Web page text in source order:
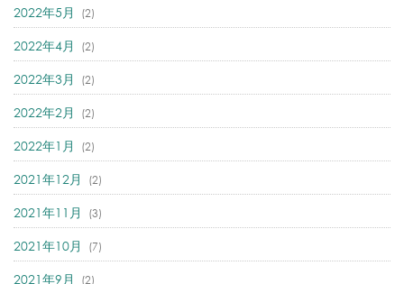
2022年5月 (2)
2022年4月 (2)
2022年3月 (2)
2022年2月 (2)
2022年1月 (2)
2021年12月 (2)
2021年11月 (3)
2021年10月 (7)
2021年9月 (2)